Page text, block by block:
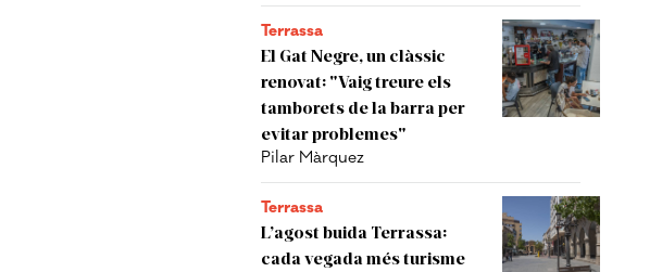
Terrassa
El Gat Negre, un clàssic
renovat: "Vaig treure els
tamborets de la barra per
evitar problemes"
Pilar Màrquez
Terrassa
L’agost buida Terrassa:
cada vegada més turisme